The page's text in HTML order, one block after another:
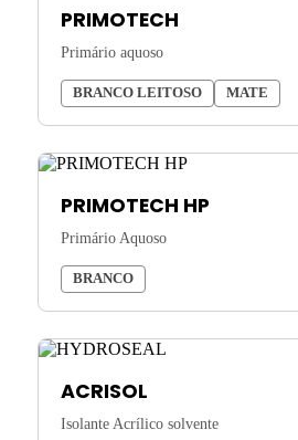
PRIMOTECH
Primário aquoso
BRANCO LEITOSO MATE
PRIMOTECH HP
Primário Aquoso
BRANCO
ACRISOL
Isolante Acrílico solvente